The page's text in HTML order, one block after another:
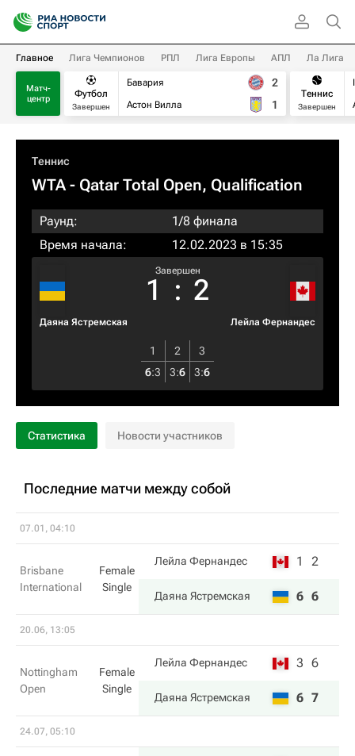
Главное Лига Чемпионов РПЛ Лига Европы АПЛ Ла Лига
Матч-
центр
Футбол
Завершен
Бавария
Астон Вилла
2
1
Теннис
Завершен
Теннис
WTA- Qatar Total Open, Qualification
Раунд:
1/8 финала
Время начала:
12.02.2023 в 15:35
Даяна Ястремская
Завершен
1 : 2
Лейла Фернандес
1 2
3
6:3 3:6 3:6
Статистика Новости участников
Последние матчи между собой
07.01, 04:10
Brisbane
International
Female
Single
Лейла Фернандес 1 2
Даяна Ястремская 6 6
20.06, 13:05
Nottingham
Open
Female
Single
Лейла Фернандес 3 6
Даяна Ястремская 6 7
24.07, 05:10